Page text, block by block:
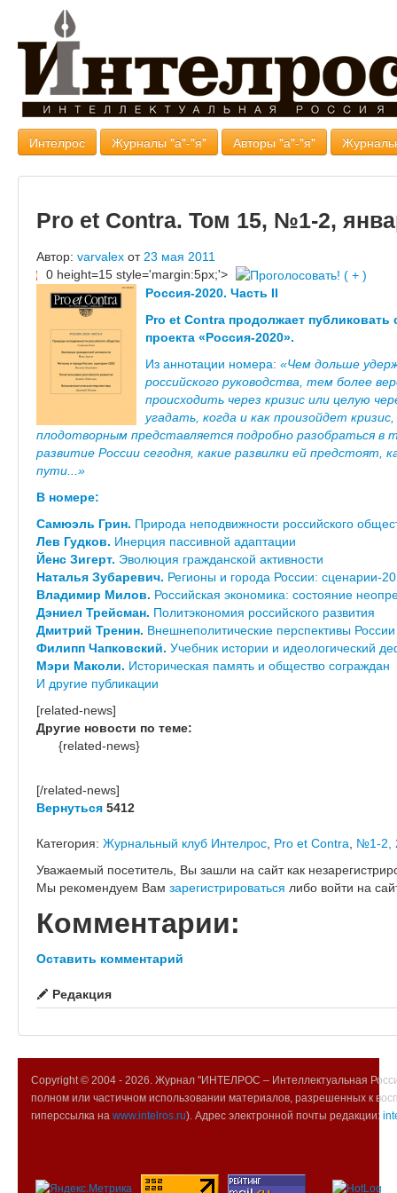
Интелрос Журналы "а"-"я" Авторы "а"-"я"
Рro et Contra. Том 15, №1-2,
Автор: varvalex от 23 мая 2011
0 height=15 style='margin:5px;'>
Россия-2020. Часть II
Pro et Contra продолжает публиковать
проекта «Россия-2020».
Из аннотации номера: «Чем дольше
российского руководства, тем более
происходить через кризис или целую
угадать, когда и как произойдет
плодотворным представляется подробно разобраться
развитие России сегодня, какие развилки ей предстоят,
пути...»
В номере:
Самюэль Грин. Природа неподвижности российского
Лев Гудков. Инерция пассивной адаптации
Йенс Зигерт. Эволюция гражданской активности
Наталья Зубаревич. Регионы и города России: сценарии-
Владимир Милов. Российская экономика: состояние
Дэниел Трейсман. Политэкономия российского развития
Дмитрий Тренин. Внешнеполитические перспективы России
Филипп Чапковский. Учебник истории и идеологический
Мэри Маколи. Историческая память и общество сограждан
И другие публикации
[related-news]
Другие новости по теме:
{related-news}
[/related-news]
Вернуться 5412
Категория: Журнальный клуб Интелрос, Pro et Contra, №1-2,
Уважаемый посетитель, Вы зашли на сайт как
Мы рекомендуем Вам зарегистрироваться либо войти на
Комментарии:
Оставить комментарий
Редакция
Copyright © 2004 - 2026. Журнал "ИНТЕЛРОС – Интеллектуальная
полном или частичном использовании материалов, разрешенных к
гиперссылка на www.intelros.ru). Адрес электронной почты редакции: